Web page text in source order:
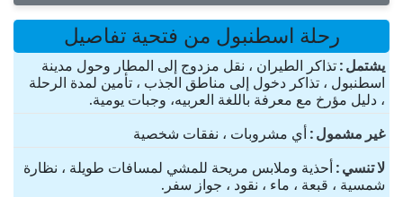
رحلة اسطنبول من فتحية تفاصيل
یشتمل تذاكر الطيران ، نقل مزدوج إلى المطار وحول مدينة
اسطنبول ، تذاكر دخول إلى مناطق الجذب ، تأمين لمدة الرحلة
، دليل مؤرخ مع معرفة باللغة العربيه، وجبات يومية.
غير مشمول أي مشروبات ، نفقات شخصية
لا تنسي أحذية وملابس مريحة للمشي لمسافات طويلة ، نظارة
شمسية ، قبعة ، ماء ، نقود ، جواز سفر.